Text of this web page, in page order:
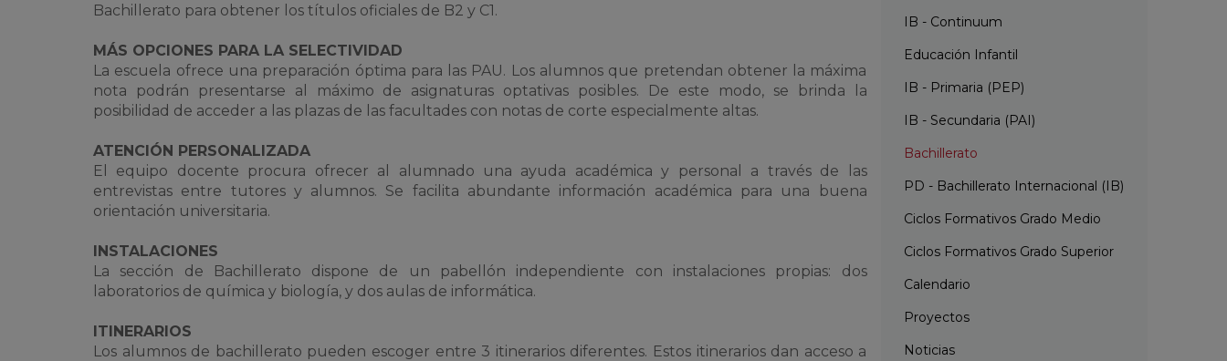
Bachillerato para obtener los títulos oficiales de B2 y C1.
MÁS OPCIONES PARA LA SELECTIVIDAD
La escuela ofrece una preparación óptima para las PAU. Los alumnos que pretendan obtener la máxima
nota podrán presentarse al máximo de asignaturas optativas posibles. De este modo, se brinda la
posibilidad de acceder a las plazas de las facultades con notas de corte especialmente altas.
ATENCIÓN PERSONALIZADA
El equipo docente procura ofrecer al alumnado una ayuda académica y personal a través de las
entrevistas entre tutores y alumnos. Se facilita abundante información académica para una buena
orientación universitaria.
INSTALACIONES
La sección de Bachillerato dispone de un pabellón independiente con instalaciones propias: dos
laboratorios de química y biología, y dos aulas de informática.
ITINERARIOS
Los alumnos de bachillerato pueden escoger entre 3 itinerarios diferentes. Estos itinerarios dan acceso a
IB - Continuum
Educación Infantil
IB - Primaria (PEP)
IB - Secundaria (PAI)
Bachillerato
PD - Bachillerato Internacional (IB)
Ciclos Formativos Grado Medio
Ciclos Formativos Grado Superior
Calendario
Proyectos
Noticias